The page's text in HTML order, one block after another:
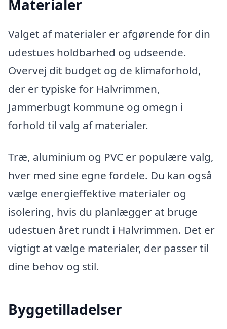
Materialer
Valget af materialer er afgørende for din
udestues holdbarhed og udseende.
Overvej dit budget og de klimaforhold,
der er typiske for Halvrimmen,
Jammerbugt kommune og omegn i
forhold til valg af materialer.
Træ, aluminium og PVC er populære valg,
hver med sine egne fordele. Du kan også
vælge energieffektive materialer og
isolering, hvis du planlægger at bruge
udestuen året rundt i Halvrimmen. Det er
vigtigt at vælge materialer, der passer til
dine behov og stil.
Byggetilladelser